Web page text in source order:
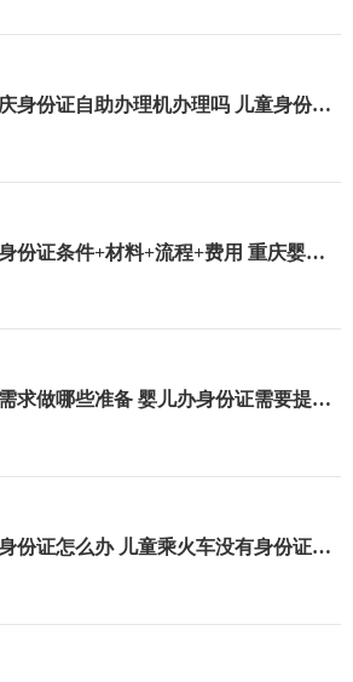
儿童身份证能通过重庆身份证自助办理机办理吗 儿童身份证能不能通过重庆身份证自助办理机办理
重庆婴儿、儿童办理身份证条件+材料+流程+费用 重庆婴儿、儿童办理身份证条件
婴儿办理重庆身份证需求做哪些准备 婴儿办身份证需要提供什么资料
重庆儿童乘火车没有身份证怎么办 儿童乘火车没有身份证怎么乘